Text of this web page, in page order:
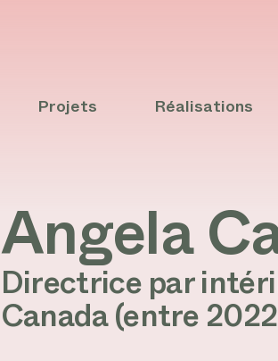
Projets Réalisations
Angela
Directrice par
Canada (entre